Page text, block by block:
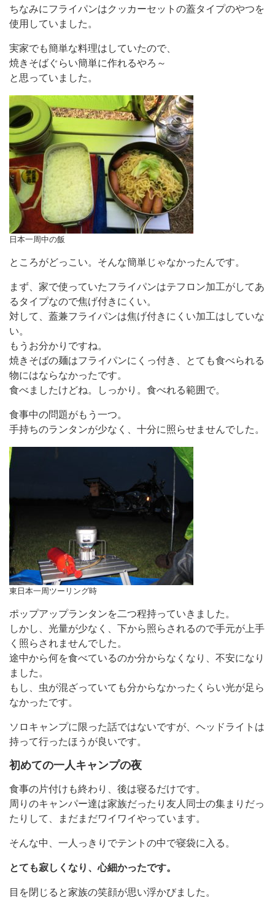
ちなみにフライパンはクッカーセットの蓋タイプのやつを
使用していました。
実家でも簡単な料理はしていたので、
焼きそばぐらい簡単に作れるやろ～
と思っていました。
日本一周中の飯
ところがどっこい。そんな簡単じゃなかったんです。
まず、家で使っていたフライパンはテフロン加工がしてあ
るタイプなので焦げ付きにくい。
対して、蓋兼フライパンは焦げ付きにくい加工はしていな
い。
もうお分かりですね。
焼きそばの麺はフライパンにくっ付き、とても食べられる
物にはならなかったです。
食べましたけどね。しっかり。食べれる範囲で。
食事中の問題がもう一つ。
手持ちのランタンが少なく、十分に照らせませんでした。
東日本一周ツーリング時
ポップアップランタンを二つ程持っていきました。
しかし、光量が少なく、下から照らされるので手元が上手
く照らされませんでした。
途中から何を食べているのか分からなくなり、不安になり
ました。
もし、虫が混ざっていても分からなかったくらい光が足ら
なかったです。
ソロキャンプに限った話ではないですが、ヘッドライトは
持って行ったほうが良いです。
初めての一人キャンプの夜
食事の片付けも終わり、後は寝るだけです。
周りのキャンパー達は家族だったり友人同士の集まりだっ
たりして、まだまだワイワイやっています。
そんな中、一人っきりでテントの中で寝袋に入る。
とても寂しくなり、心細かったです。
目を閉じると家族の笑顔が思い浮かびました。